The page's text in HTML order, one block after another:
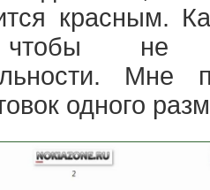
красным.
чтобы не
Мне
одного